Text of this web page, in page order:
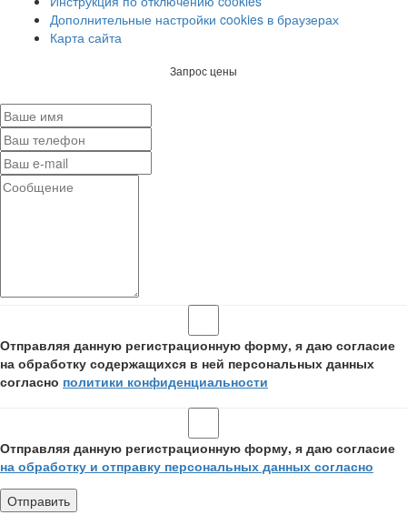
Дополнительные настройки cookies в браузерах
Карта сайта
Запрос цены
Отправляя данную регистрационную форму, я даю согласие
на обработку содержащихся в ней персональных данных
согласно политики конфиденциальности
Отправляя данную регистрационную форму, я даю согласие
на обработку и отправку персональных данных согласно